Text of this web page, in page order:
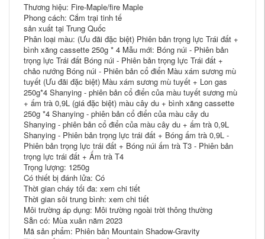
Thương hiệu: Fire-Maple/fire Maple
Phong cách: Cắm trại tinh tế
sản xuất tại Trung Quốc
Phân loại màu: (Ưu đãi đặc biệt) Phiên bản trọng lực Trái đất +
bình xăng cassette 250g * 4 Mẫu mới: Bóng núi - Phiên bản
trọng lực Trái đất Bóng núi - Phiên bản trọng lực Trái đất +
chảo nướng Bóng núi - Phiên bản cổ điển Màu xám sương mù
tuyết (Ưu đãi đặc biệt) Màu xám sương mù tuyết + Lon gas
250g*4 Shanying - phiên bản cổ điển của màu tuyết sương mù
+ ấm trà 0,9L (giá đặc biệt) màu cây du + bình xăng cassette
250g *4 Shanying - phiên bản cổ điển của màu cây du
Shanying - phiên bản cổ điển của màu cây du + ấm trà 0,9L
Shanying - Phiên bản trọng lực trái đất + Bóng ấm trà 0,9L -
Phiên bản trọng lực trái đất + Bóng núi ấm trà T3 - Phiên bản
trọng lực trái đất + Ấm trà T4
Trọng lượng: 1250g
Có thiết bị đánh lửa: Có
Thời gian cháy tối đa: xem chi tiết
Thời gian sôi trung bình: xem chi tiết
Môi trường áp dụng: Môi trường ngoài trời thông thường
Sẵn có: Mùa xuân năm 2023
Mã sản phẩm: Phiên bản Mountain Shadow-Gravity